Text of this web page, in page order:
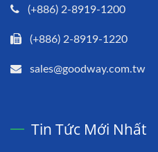
(+886) 2-8919-1200
(+886) 2-8919-1220
sales@goodway.com.tw
Tin Tức Mới Nhất